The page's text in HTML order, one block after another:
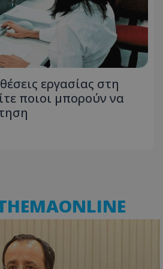
εργασίας στη
ποιοι μπορούν να